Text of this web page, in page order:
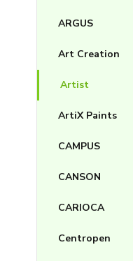
ARGUS
Art Creation
Artist
ArtiX Paints
CAMPUS
CANSON
CARIOCA
Centropen